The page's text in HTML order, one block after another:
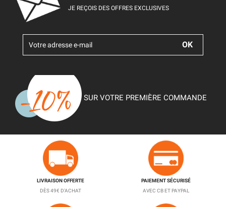
JE REÇOIS DES OFFRES EXCLUSIVES
SUR VOTRE PREMIÈRE COMMANDE
LIVRAISON OFFERTE
DÈS 49€ D'ACHAT
PAIEMENT SÉCURISÉ
AVEC CB ET PAYPAL